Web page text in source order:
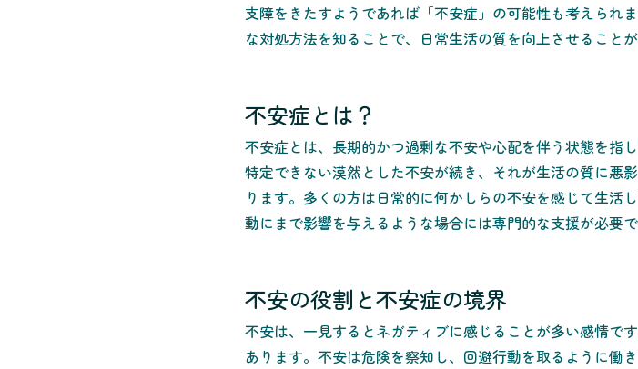
支障をきたすようであれば「不安症」の可能性も考えられ
な対処方法を知ることで、日常生活の質を向上させることが
不安症とは？
不安症とは、長期的かつ過剰な不安や心配を伴う状態を指
特定できない漠然とした不安が続き、それが生活の質に悪
ります。多くの方は日常的に何かしらの不安を感じて生活
動にまで影響を与えるような場合には専門的な支援が必要で
不安の役割と不安症の境界
不安は、一見するとネガティブに感じることが多い感情で
あります。不安は危険を察知し、回避行動を取るように働